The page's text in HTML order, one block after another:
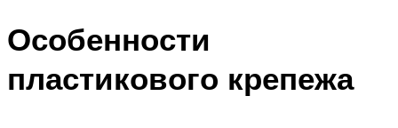
Особенности
пластикового крепежа